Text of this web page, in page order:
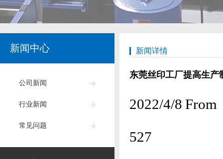
新闻中心
公司新闻
行业新闻
常见问题
新闻详情
东莞丝印工厂提高生产
2022/4/8
527